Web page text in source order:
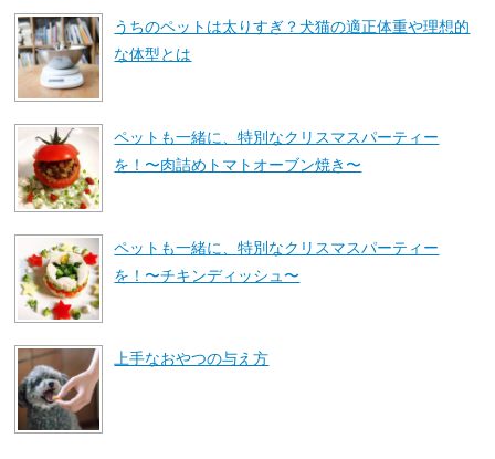
うちのペットは太りすぎ？犬猫の適正体重や理想的
な体型とは
ペットも一緒に、特別なクリスマスパーティー
を！〜肉詰めトマトオーブン焼き〜
ペットも一緒に、特別なクリスマスパーティー
を！〜チキンディッシュ〜
上手なおやつの与え方